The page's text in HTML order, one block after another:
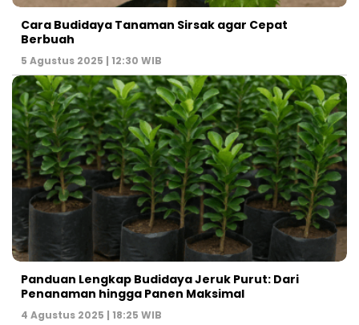
Cara Budidaya Tanaman Sirsak agar Cepat
Berbuah
5 Agustus 2025 | 12:30 WIB
Panduan Lengkap Budidaya Jeruk Purut: Dari
Penanaman hingga Panen Maksimal
4 Agustus 2025 | 18:25 WIB